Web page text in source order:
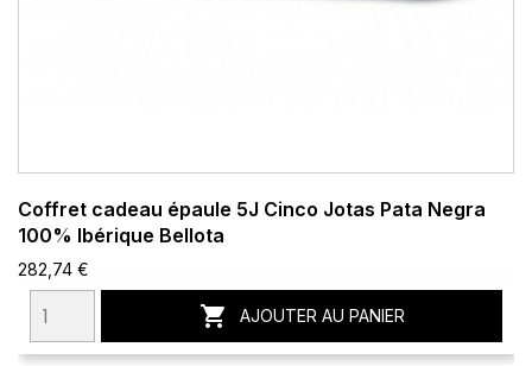
Coffret cadeau épaule 5J Cinco Jotas Pata Negra
100% Ibérique Bellota
282,74 €
 AJOUTER AU PANIER